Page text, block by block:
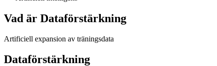
Vad är Dataförstärkning
Artificiell expansion av träningsdata
Dataförstärkning